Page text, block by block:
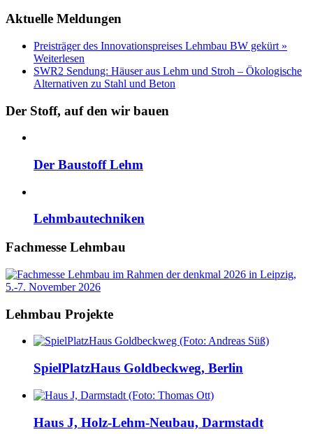
Aktuelle Meldungen
Preisträger des Innovationspreises Lehmbau BW gekürt »
Weiterlesen
SWR2 Sendung: Häuser aus Lehm und Stroh – Ökologische
Alternativen zu Stahl und Beton
Der Stoff, auf den wir bauen
Der Baustoff Lehm
Lehmbautechniken
Fachmesse Lehmbau
Lehmbau Projekte
SpielPlatzHaus Goldbeckweg, Berlin
Haus J, Holz-Lehm-Neubau, Darmstadt